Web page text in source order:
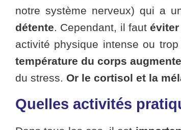
notre système nerveux) qui a
détente. Cependant, il faut
activité physique intense ou
température du corps augmente
du stress. Or le cortisol et la
Quelles activités